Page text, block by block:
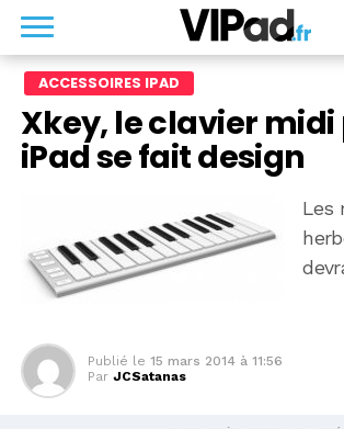
ACCESSOIRES IPAD
Xkey, le clavier
iPad se fait design
Les
Publié le 15 mars 2014 à 11:56
Par JCSatanas